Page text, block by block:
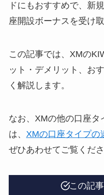
ドにもおすすめで、新
座開設ボーナスを受け
この記事では、XMの
ット・デメリット、お
く解説します。
なお、XMの他の口座
は、 XMの口座タイプの
ぜひあわせてご覧くださ
この記事